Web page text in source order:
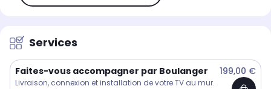
Services
Faites-vous accompagner par Boulanger 199,00 €
Livraison, connexion et installation de votre TV au mur.